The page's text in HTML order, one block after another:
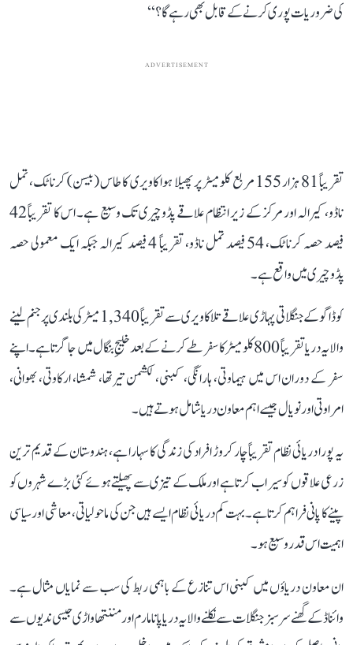
کی ضروریات پوری کرنے کے قابل بھی رہے گا؟‘‘
ADVERTISEMENT
تقریباً 81 ہزار 155 مربع کلومیٹر پر پھیلا ہوا کاویری کا طاس (بیسن) کرناٹک، تمل
ناڈو، کیرالہ اور مرکز کے زیر انتظام علاقے پڈوچیری تک وسیع ہے۔ اس کا تقریباً 42
فیصد حصہ کرناٹک، 54 فیصد تمل ناڈو، تقریباً 4 فیصد کیرالہ جبکہ ایک معمولی حصہ
پڈوچیری میں واقع ہے۔
کوڈاگو کے جنگلاتی پہاڑی علاقے تلاکاویری سے تقریباً 1,340 میٹر کی بلندی پر جنم لینے
والا یہ دریا تقریباً 800 کلومیٹر کا سفر طے کرنے کے بعد خلیجِ بنگال میں جا گرتا ہے۔ اپنے
سفر کے دوران اس میں ہیماوتی، ہارانگی، کبنی، لکشمن تیرتھا، شمشا، ارکاوتی، بھوانی،
امراوتی اور نویال جیسے اہم معاون دریا شامل ہوتے ہیں۔
یہ پورا دریائی نظام تقریباً چار کروڑ افراد کی زندگی کا سہارا ہے، ہندوستان کے قدیم ترین
زرعی علاقوں کو سیراب کرتا ہے اور ملک کے تیزی سے پھیلتے ہوئے کئی بڑے شہروں کو
پینے کا پانی فراہم کرتا ہے۔ بہت کم دریائی نظام ایسے ہیں جن کی ماحولیاتی، معاشی اور سیاسی
اہمیت اس قدر وسیع ہو۔
ان معاون دریاؤں میں کبنی اس تنازع کے باہمی ربط کی سب سے نمایاں مثال ہے۔
وائناڈ کے گھنے سرسبز جنگلات سے نکلنے والا یہ دریا پانامارم اور مننتھاواڑی جیسی ندیوں سے